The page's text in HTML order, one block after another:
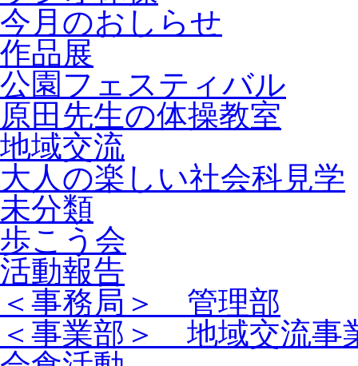
今月のおしらせ
作品展
公園フェスティバル
原田先生の体操教室
地域交流
大人の楽しい社会科見学
未分類
歩こう会
活動報告
＜事務局＞ 管理部
＜事業部＞ 地域交流事